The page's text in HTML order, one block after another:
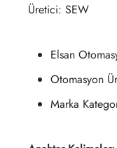
Üretici: SEW
Elsan
Otomasyon
Marka